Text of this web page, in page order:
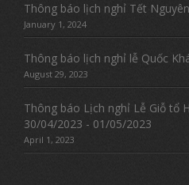
Thông báo lịch nghỉ Tết
January 1, 2024
Thông báo lịch nghỉ lễ Quốc
August 29, 2023
Thông báo Lịch nghỉ Lễ Giỗ tổ
30/04/2023 - 01/05/2023
April 1, 2023